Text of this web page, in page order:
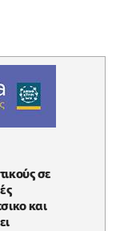
σε
και